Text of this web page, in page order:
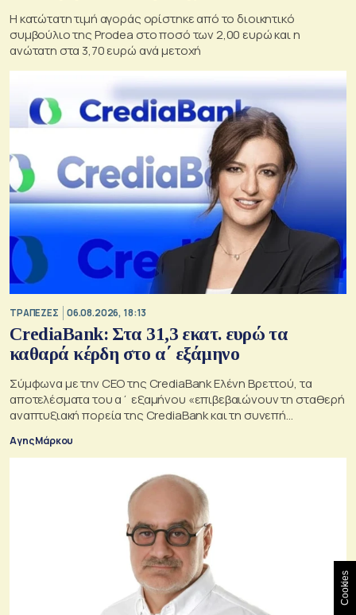
Η κατώτατη τιμή αγοράς ορίστηκε από το διοικητικό
συμβούλιο της Prodea στο ποσό των 2,00 ευρώ και η
ανώτατη στα 3,70 ευρώ ανά μετοχή
ΤΡΑΠΕΖΕΣ 06.08.2026, 18:13
CrediaBank: Στα 31,3 εκατ. ευρώ τα
καθαρά κέρδη στο α΄ εξάμηνο
Σύμφωνα με την CEO της CrediaBank Ελένη Βρεττού, τα
αποτελέσματα του α΄ εξαμήνου «επιβεβαιώνουν τη σταθερή
αναπτυξιακή πορεία της CrediaBank και τη συνεπή
Αγης Μάρκου
Cookies